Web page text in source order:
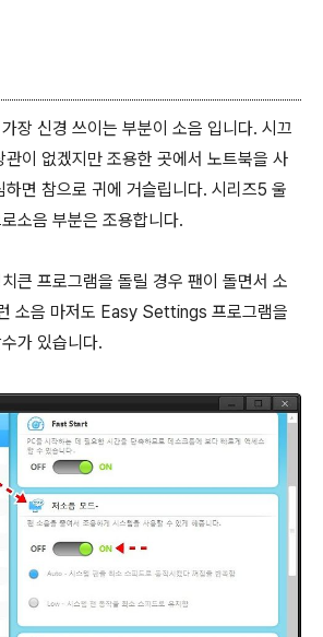
장 신경 쓰이는 부분이 소음 입니다. 시끄
관이 없겠지만 조용한 곳에서 노트북을 사
면 참으로 귀에 거슬립니다. 시리즈5 울
소음 부분은 조용합니다.
큰 프로그램을 돌릴 경우 팬이 돌면서 소
소음 마저도 Easy Settings 프로그램을
가 있습니다.